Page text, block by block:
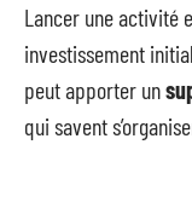
Lancer une activité
investissement
peut apporter un
qui savent